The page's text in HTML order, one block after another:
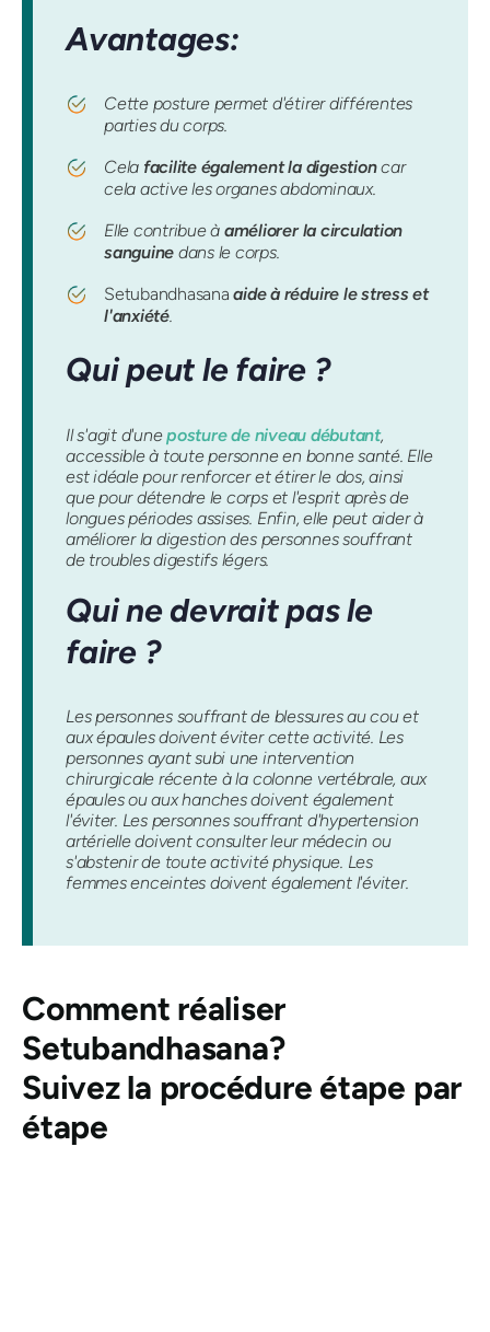
Avantages:
Cette posture permet d'étirer différentes
parties du corps.
Cela facilite également la digestioncar
cela active les organes abdominaux.
Elle contribue à améliorer la circulation
sanguine dans le corps.
Setubandhasana aide à réduire le stress et
l'anxiété.
Qui peut le faire ?
Il s'agit d'uneposture de niveau débutant,
accessible à toute personne en bonne santé. Elle
est idéale pour renforcer et étirer le dos, ainsi
que pour détendre le corps et l'esprit après de
longues périodes assises. Enfin, elle peut aider à
améliorer la digestion des personnes souffrant
de troubles digestifs légers.
Qui ne devrait pas le
faire ?
Les personnes souffrant de blessures au cou et
aux épaules doivent éviter cette activité. Les
personnes ayant subi une intervention
chirurgicale récente à la colonne vertébrale, aux
épaules ou aux hanches doivent également
l'éviter. Les personnes souffrant d'hypertension
artérielle doivent consulter leur médecin ou
s'abstenir de toute activité physique. Les
femmes enceintes doivent également l'éviter.
Comment réaliser
Setubandhasana?
Suivez la procédure étape par
étape